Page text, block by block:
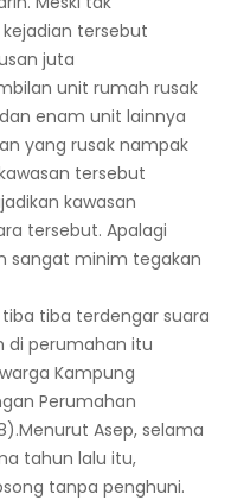
tersebut
juta
unit rumah rusak
enam unit lainnya
yang rusak nampak
tersebut
kawasan
tersebut. Apalagi
sangat minim tegakan
tiba terdengar suara
di perumahan itu
Kampung
Perumahan
Asep, selama
tahun lalu itu,
tanpa penghuni.